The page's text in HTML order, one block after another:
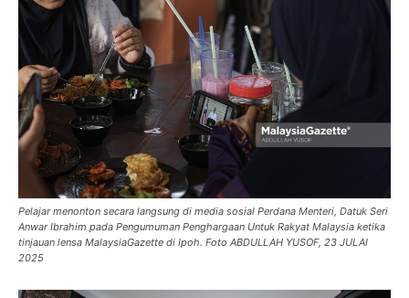
Pelajar menonton secara langsung di media sosial Perdana Menteri, Datuk Seri
Anwar Ibrahim pada Pengumuman Penghargaan Untuk Rakyat Malaysia ketika
tinjauan lensa MalaysiaGazette di Ipoh. Foto ABDULLAH YUSOF, 23 JULAI
2025